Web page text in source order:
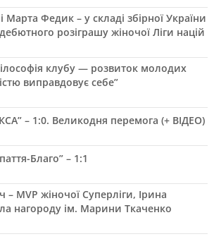
Марта Федик – у складі збірної України
розіграшу жіночої Ліги націй
клубу — розвиток молодих
виправдовує себе”
– 1:0. Великодня перемога (+ ВІДЕО)
Благо” – 1:1
MVP жіночої Суперліги, Ірина
нагороду ім. Марини Ткаченко